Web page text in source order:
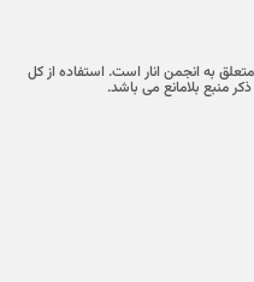
به انجمن انار است. استفاده از کل
منبع بلامانع می باشد.